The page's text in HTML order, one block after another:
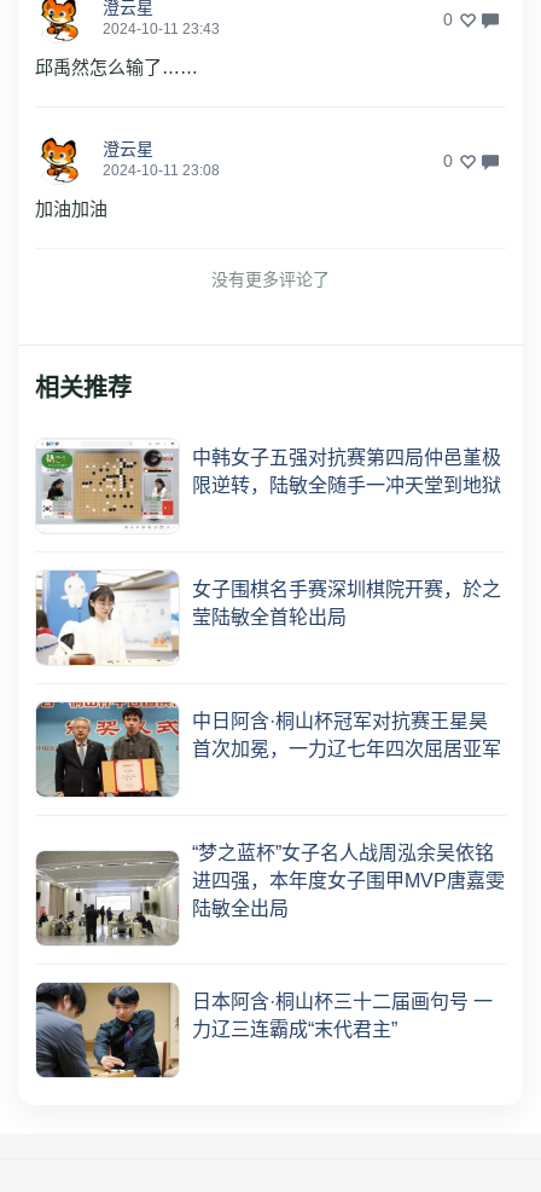
澄云星
2024-10-11 23:43 0
邱禹然怎么输了……
澄云星
2024-10-11 23:08 0
加油加油
没有更多评论了
相关推荐
中韩女子五强对抗赛第四局仲邑堇极
限逆转，陆敏全随手一冲天堂到地狱
女子围棋名手赛深圳棋院开赛，於之
莹陆敏全首轮出局
中日阿含·桐山杯冠军对抗赛王星昊
首次加冕，一力辽七年四次屈居亚军
“梦之蓝杯”女子名人战周泓余吴依铭
进四强，本年度女子围甲MVP唐嘉雯
陆敏全出局
日本阿含·桐山杯三十二届画句号 一
力辽三连霸成“末代君主”